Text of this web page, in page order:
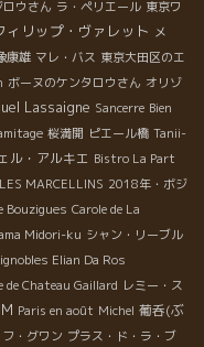
ウさん ラ・ペリエール 東京ワ
ィリップ・ヴァレット メ
康雄 マレ・バス 東京大田区のエ
ボーヌのケンタロウさん オリゾ
Lassaigne Sancerre Bien
桜満開 ピエール橋 Tanii-
ル・アルキエ Bistro La Part
LES MARCELLINS 2018年・ボジ
Bouzigues Carole de La
Midori-ku シャン・リーブル
Elian Da Ros
de Chateau Gaillard レミー・ス
Paris en août Michel 葡呑(ぶ
・グワン プラス・ド・ラ・ブ